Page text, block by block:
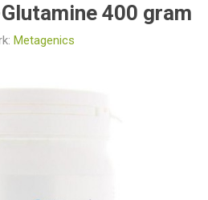
400 gram
Metagenics